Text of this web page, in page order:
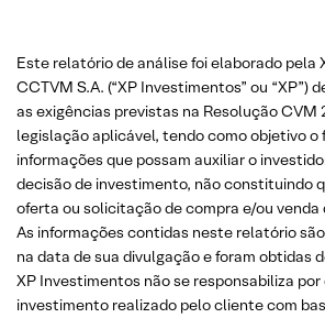
Este relatório de análise foi elaborado pela
CCTVM S.A. (“XP Investimentos” ou “XP”)
as exigências previstas na Resolução CVM
legislação aplicável, tendo como objetivo o
informações que possam auxiliar o
decisão de investimento, não constituindo
oferta ou solicitação de compra e/ou venda
As informações contidas neste relatório
na data de sua divulgação e foram obtidas
XP Investimentos não se responsabiliza
investimento realizado pelo cliente com